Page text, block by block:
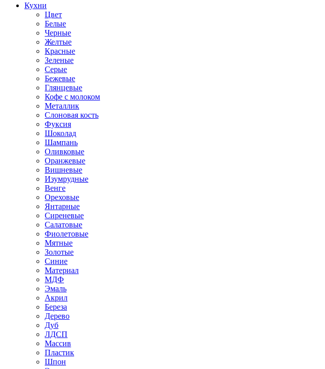
Кухни
Цвет
Белые
Черные
Желтые
Красные
Зеленые
Серые
Бежевые
Глянцевые
Кофе с молоком
Металлик
Слоновая кость
Фуксия
Шоколад
Шампань
Оливковые
Оранжевые
Вишневые
Изумрудные
Венге
Ореховые
Янтарные
Сиреневые
Салатовые
Фиолетовые
Мятные
Золотые
Синие
Материал
МДФ
Эмаль
Акрил
Береза
Дерево
Дуб
ЛДСП
Массив
Пластик
Шпон